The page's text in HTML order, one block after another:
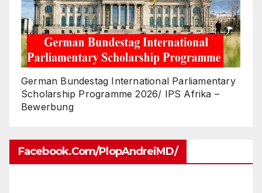
German Bundestag International Parliamentary
Scholarship Programme 2026/ IPS Afrika –
Bewerbung
Facebook.com/PlopAndreiMD/